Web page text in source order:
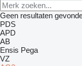
Geen resultaten
PDS
APD
AB
Ensis Pega
VZ